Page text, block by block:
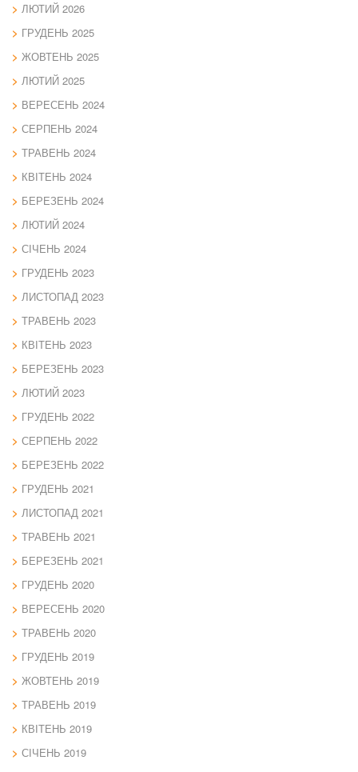
ЛЮТИЙ 2026
ГРУДЕНЬ 2025
ЖОВТЕНЬ 2025
ЛЮТИЙ 2025
ВЕРЕСЕНЬ 2024
СЕРПЕНЬ 2024
ТРАВЕНЬ 2024
КВІТЕНЬ 2024
БЕРЕЗЕНЬ 2024
ЛЮТИЙ 2024
СІЧЕНЬ 2024
ГРУДЕНЬ 2023
ЛИСТОПАД 2023
ТРАВЕНЬ 2023
КВІТЕНЬ 2023
БЕРЕЗЕНЬ 2023
ЛЮТИЙ 2023
ГРУДЕНЬ 2022
СЕРПЕНЬ 2022
БЕРЕЗЕНЬ 2022
ГРУДЕНЬ 2021
ЛИСТОПАД 2021
ТРАВЕНЬ 2021
БЕРЕЗЕНЬ 2021
ГРУДЕНЬ 2020
ВЕРЕСЕНЬ 2020
ТРАВЕНЬ 2020
ГРУДЕНЬ 2019
ЖОВТЕНЬ 2019
ТРАВЕНЬ 2019
КВІТЕНЬ 2019
СІЧЕНЬ 2019